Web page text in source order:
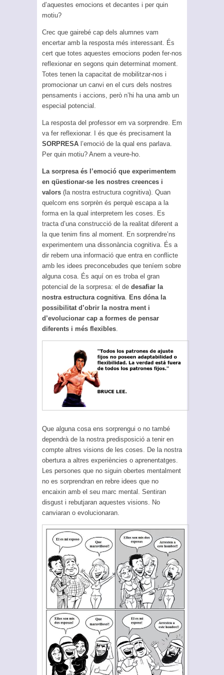
d’aquestes emocions et decantes i per quin
motiu?
Crec que gairebé cap dels alumnes vam
encertar amb la resposta més interessant. És
cert que totes aquestes emocions poden fer-nos
reflexionar en segons quin determinat moment.
Totes tenen la capacitat de mobilitzar-nos i
promocionar un canvi en el curs dels nostres
pensaments i accions, però n’hi ha una amb un
especial potencial.
La resposta del professor em va sorprendre. Em
va fer reflexionar. I és que és precisament la
SORPRESA l’emoció de la qual ens parlava.
Per quin motiu? Anem a veure-ho.
La sorpresa és l’emoció que experimentem
en qüestionar-se les nostres creences i
valors (la nostra estructura cognitiva). Quan
quelcom ens sorprèn és perquè escapa a la
forma en la qual interpretem les coses. Es
tracta d’una construcció de la realitat diferent a
la que tenim fins al moment. En sorprendre’ns
experimentem una dissonància cognitiva. És a
dir rebem una informació que entra en conflicte
amb les idees preconcebudes que teníem sobre
alguna cosa. És aquí on es troba el gran
potencial de la sorpresa: el de desafiar la
nostra estructura cognitiva Ens dóna la
possibilitat d’obrir la nostra ment i
d’evolucionar cap a formes de pensar
diferents i més flexibles
Que alguna cosa ens sorprengui o no també
dependrà de la nostra predisposició a tenir en
compte altres visions de les coses. De la nostra
obertura a altres experiències o aprenentatges.
Les persones que no siguin obertes mentalment
no es sorprendran en rebre idees que no
encaixin amb el seu marc mental. Sentiran
disgust i rebutjaran aquestes visions. No
canviaran o evolucionaran.